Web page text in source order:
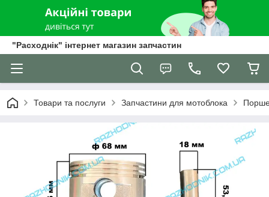
"Расходнік" інтернет магазин запчастин
Товари та послуги Запчастини для мотоблока